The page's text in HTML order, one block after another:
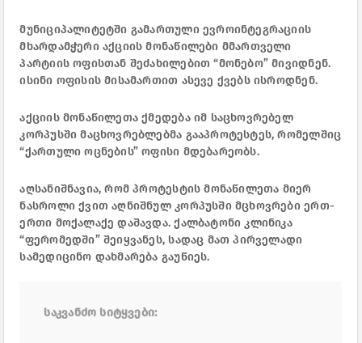
მუნიციპალიტეტში გამართული ევროინტეგრაციის
მხარდამჭერი აქციის მონაწილები მმართველი
პარტიის ოფისთან შეძახილებით “მონებო” მივიდნენ.
ისინი ოფისის მისამართით ასევე ქვებს ისროდნენ.
აქციის მონაწილეთა ქმედება იმ საცხოვრებელ
კორპუსში მაცხოვრებლებმა გააპროტესტეს, რომელშიც
“ქართული ოცნების” ოფისი მდებარეობს.
აღსანიშნავია, რომ პროტესტის მონაწილეთა მიერ
ნასროლი ქვით აღნიშნულ კორპუსში მცხოვრები ერთ-
ერთი მოქალაქე დაშავდა. ქალბატონი კლინიკა
“ფერომედში” შეიყვანეს, სადაც მათ პირველადი
სამედიცინო დახმარება გაუწიეს.
საკვანძო სიტყვები: